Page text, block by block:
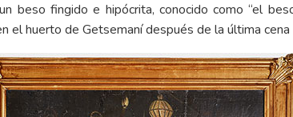
beso fingido e hipócrita, conocido como “el
el huerto de Getsemaní después de la última